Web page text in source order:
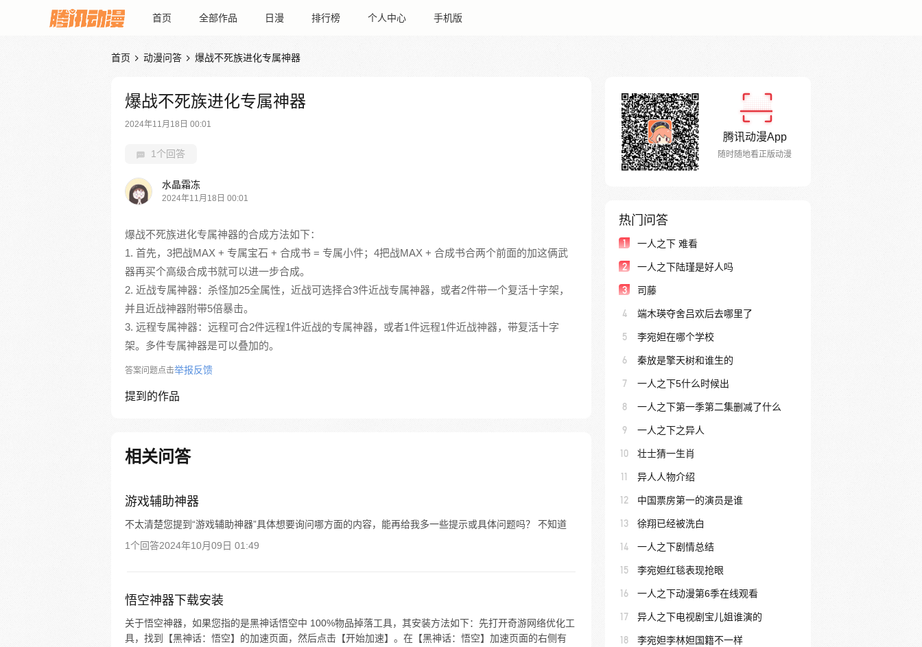
首页 全部作品 日漫 排行榜 个人中心 手机版
首页  动漫问答  爆战不死族进化专属神器
爆战不死族进化专属神器
2024年11月18日 00:01
1个回答
水晶霜冻
2024年11月18日 00:01
爆战不死族进化专属神器的合成方法如下：
1. 首先，3把战MAX + 专属宝石 + 合成书 = 专属小件；4把战MAX + 合成书合两个前面的加这俩武
器再买个高级合成书就可以进一步合成。
2. 近战专属神器：杀怪加25全属性，近战可选择合3件近战专属神器，或者2件带一个复活十字架，
并且近战神器附带5倍暴击。
3. 远程专属神器：远程可合2件远程1件近战的专属神器，或者1件远程1件近战神器，带复活十字
架。多件专属神器是可以叠加的。
答案问题点击举报反馈
提到的作品
相关问答
游戏辅助神器
不太清楚您提到“游戏辅助神器”具体想要询问哪方面的内容，能再给我多一些提示或具体问题吗？ 不知道
1个回答2024年10月09日 01:49
悟空神器下载安装
关于悟空神器，如果您指的是黑神话悟空中 100%物品掉落工具，其安装方法如下：先打开奇游网络优化工
具，找到【黑神话：悟空】的加速页面，然后点击【开始加速】。在【黑神话：悟空】加速页面的右侧有
腾讯动漫App
随时随地看正版动漫
热门问答
1 一人之下 难看
2 一人之下陆瑾是好人吗
3 司藤
4 端木瑛夺舍吕欢后去哪里了
5 李宛妲在哪个学校
6 秦放是擎天树和谁生的
7 一人之下5什么时候出
8 一人之下第一季第二集删减了什么
9 一人之下之异人
10 壮士猜一生肖
11 异人人物介绍
12 中国票房第一的演员是谁
13 徐翔已经被洗白
14 一人之下剧情总结
15 李宛妲红毯表现抢眼
16 一人之下动漫第6季在线观看
17 异人之下电视剧宝儿姐谁演的
18 李宛妲李林妲国籍不一样